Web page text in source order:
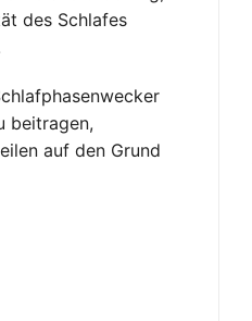
des Schlafes
beitragen,
auf den Grund